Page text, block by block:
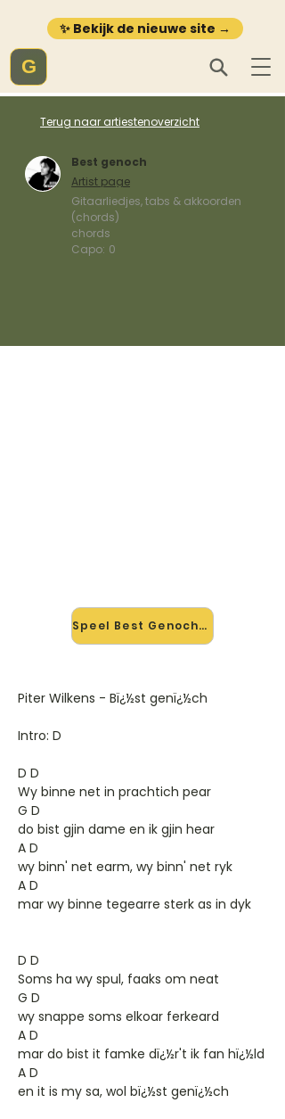
✨ Bekijk de nieuwe site →
G
Terug naar artiestenoverzicht
Best genoch
Artist page
Gitaarliedjes, tabs & akkoorden
(chords)
chords
Capo: 0
Speel Best Genoch mee →
Piter Wilkens - Bï¿½st genï¿½ch
Intro: D
D D
Wy binne net in prachtich pear
G D
do bist gjin dame en ik gjin hear
A D
wy binn' net earm, wy binn' net ryk
A D
mar wy binne tegearre sterk as in dyk
D D
Soms ha wy spul, faaks om neat
G D
wy snappe soms elkoar ferkeard
A D
mar do bist it famke dï¿½r't ik fan hï¿½ld
A D
en it is my sa, wol bï¿½st genï¿½ch